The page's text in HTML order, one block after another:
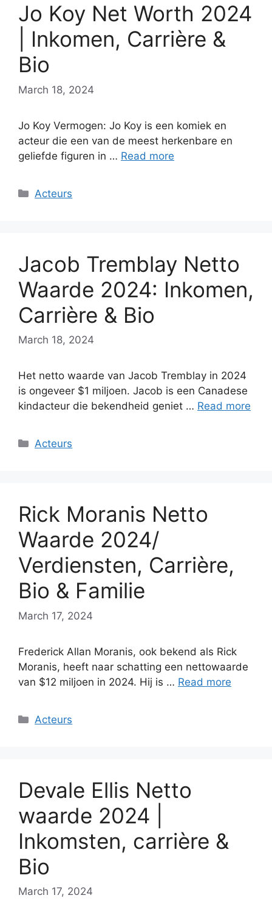
Jo Koy Net Worth 2024
| Inkomen, Carrière &
Bio
March 18, 2024
Jo Koy Vermogen: Jo Koy is een komiek en
acteur die een van de meest herkenbare en
geliefde figuren in … Read more
Categories
Acteurs
Jacob Tremblay Netto
Waarde 2024: Inkomen,
Carrière & Bio
March 18, 2024
Het netto waarde van Jacob Tremblay in 2024
is ongeveer $1 miljoen. Jacob is een Canadese
kindacteur die bekendheid geniet … Read more
Categories
Acteurs
Rick Moranis Netto
Waarde 2024/
Verdiensten, Carrière,
Bio & Familie
March 17, 2024
Frederick Allan Moranis, ook bekend als Rick
Moranis, heeft naar schatting een nettowaarde
van $12 miljoen in 2024. Hij is … Read more
Categories
Acteurs
Devale Ellis Netto
waarde 2024 |
Inkomsten, carrière &
Bio
March 17, 2024